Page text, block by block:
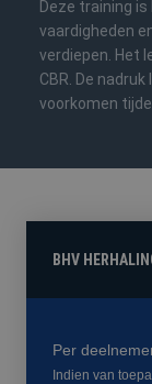
/
ATEX
/
Deze training
vaardigheden
verdiepen. Het
CBR. De
voorkomen
BHV
Per
Indien van